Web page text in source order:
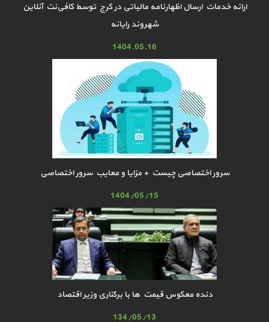
ارائه خدمات ارسال اظهارنامه مالیاتی در کرج توسط کافی‌نت آنلاین
شهروند رایانه
1404.05.16
سرور اختصاصی چیست + مزایا و معایب سرور اختصاصی
1404/05/15
دنده معکوس قیمت ها با برکناری وزیر اقتصاد
134/05/13